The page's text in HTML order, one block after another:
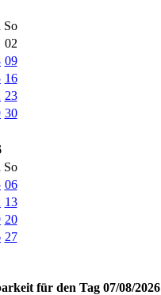
So
02
09
16
23
30
So
06
13
20
27
für den Tag 07/08/2026